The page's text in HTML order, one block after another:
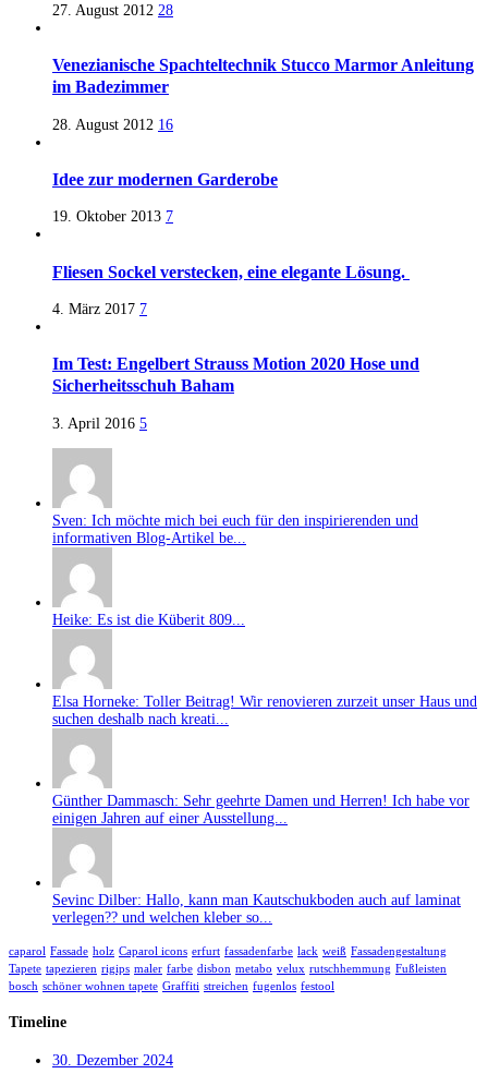
27. August 2012 28
Venezianische Spachteltechnik Stucco Marmor Anleitung
im Badezimmer
28. August 2012 16
Idee zur modernen Garderobe
19. Oktober 2013 7
Fliesen Sockel verstecken, eine elegante Lösung.
4. März 2017 7
Im Test: Engelbert Strauss Motion 2020 Hose und
Sicherheitsschuh Baham
3. April 2016 5
Sven: Ich möchte mich bei euch für den inspirierenden und
informativen Blog-Artikel be...
Heike: Es ist die Küberit 809...
Elsa Horneke: Toller Beitrag! Wir renovieren zurzeit unser Haus und
suchen deshalb nach kreati...
Günther Dammasch: Sehr geehrte Damen und Herren! Ich habe vor
einigen Jahren auf einer Ausstellung...
Sevinc Dilber: Hallo, kann man Kautschukboden auch auf laminat
verlegen?? und welchen kleber so...
caparol Fassade holz Caparol icons erfurt fassadenfarbe lack weiß Fassadengestaltung
Tapete tapezieren rigips maler farbe disbon metabo velux rutschhemmung Fußleisten
bosch schöner wohnen tapete Graffiti streichen fugenlos festool
Timeline
30. Dezember 2024